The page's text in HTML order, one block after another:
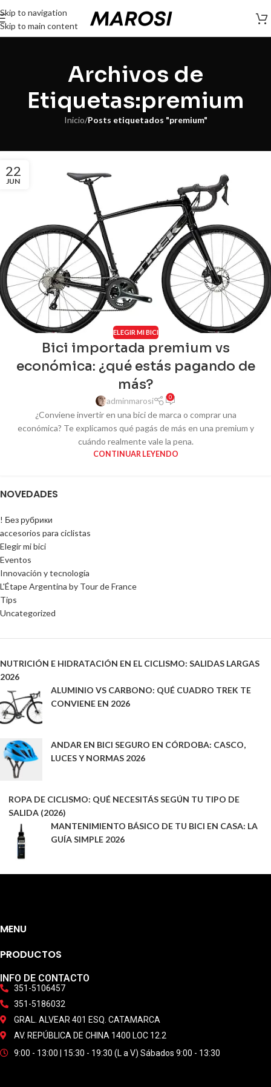
Skip to navigation
Skip to main content
Archivos de
Etiquetas:premium
Inicio/Posts etiquetados "premium"
22
JUN
ELEGIR MI BICI
Bici importada premium vs
económica: ¿qué estás pagando de
más?
adminmarosi 0
¿Conviene invertir en una bici de marca o comprar una
económica? Te explicamos qué pagás de más en una premium y
cuándo realmente vale la pena.
CONTINUAR LEYENDO
NOVEDADES
! Без рубрики
accesorios para ciclistas
Elegir mi bici
Eventos
Innovación y tecnología
L'Étape Argentina by Tour de France
Tips
Uncategorized
NUTRICIÓN E HIDRATACIÓN EN EL CICLISMO: SALIDAS LARGAS
2026
ALUMINIO VS CARBONO: QUÉ CUADRO TREK TE
CONVIENE EN 2026
ANDAR EN BICI SEGURO EN CÓRDOBA: CASCO,
LUCES Y NORMAS 2026
ROPA DE CICLISMO: QUÉ NECESITÁS SEGÚN TU TIPO DE
SALIDA (2026)
MANTENIMIENTO BÁSICO DE TU BICI EN CASA: LA
GUÍA SIMPLE 2026
MENU
PRODUCTOS
INFO DE CONTACTO
351-5106457
351-5186032
GRAL. ALVEAR 401 ESQ. CATAMARCA
AV. REPÚBLICA DE CHINA 1400 LOC 12.2
9:00 - 13:00 | 15:30 - 19:30 (L a V) Sábados 9:00 - 13:30